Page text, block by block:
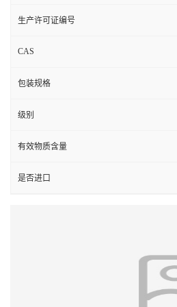
生产许可证编号
CAS
包装规格
级别
有效物质含量
是否进口